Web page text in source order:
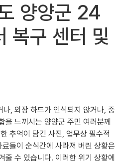
양양군 24
복구 센터 및
, 외장 하드가 인식되지 않거나, 중
을 느끼시는 양양군 주민 여러분께
추억이 담긴 사진, 업무상 필수적
들이 순식간에 사라져 버린 상황은
줄 수 있습니다. 이러한 위기 상황에